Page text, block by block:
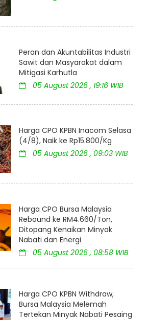
Peran dan Akuntabilitas Industri
Sawit dan Masyarakat dalam
Mitigasi Karhutla
05 August 2026 , 19:16 WIB
Harga CPO KPBN Inacom Selasa
(4/8), Naik ke Rp15.800/Kg
05 August 2026 , 09:03 WIB
Harga CPO Bursa Malaysia
Rebound ke RM4.660/Ton,
Ditopang Kenaikan Minyak
Nabati dan Energi
05 August 2026 , 08:58 WIB
Harga CPO KPBN Withdraw,
Bursa Malaysia Melemah
Tertekan Minyak Nabati Pesaing